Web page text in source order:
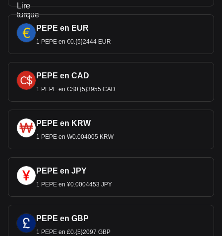
PEPE en EUR
1 PEPE en €0.{5}2444 EUR
PEPE en CAD
1 PEPE en C$0.{5}3955 CAD
PEPE en KRW
1 PEPE en ₩0.004005 KRW
PEPE en JPY
1 PEPE en ¥0.0004453 JPY
PEPE en GBP
1 PEPE en £0.{5}2097 GBP